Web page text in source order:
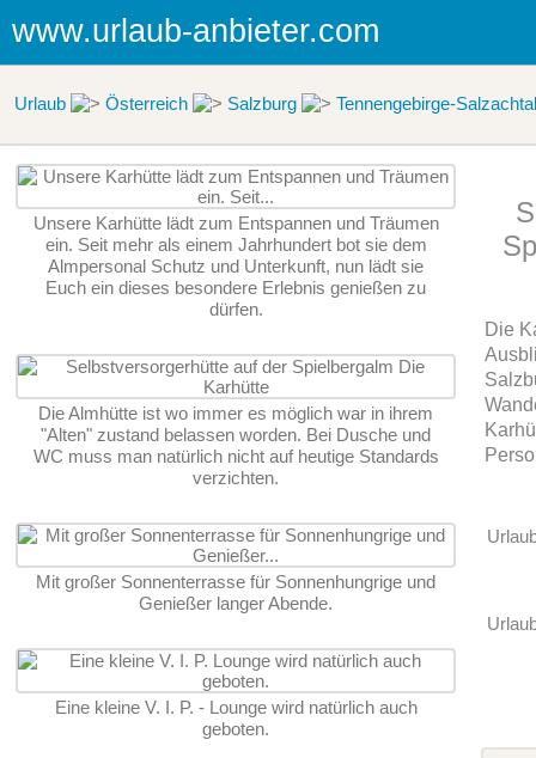
www.urlaub-anbieter.com
Urlaub Österreich Salzburg Tennengebirge-Salzachtal
Unsere Karhütte lädt zum Entspannen und Träumen
ein. Seit mehr als einem Jahrhundert bot sie dem
Almpersonal Schutz und Unterkunft, nun lädt sie
Euch ein dieses besondere Erlebnis genießen zu
dürfen.
Die Almhütte ist wo immer es möglich war in ihrem
"Alten" zustand belassen worden. Bei Dusche und
WC muss man natürlich nicht auf heutige Standards
verzichten.
Mit großer Sonnenterrasse für Sonnenhungrige und
Genießer langer Abende.
Eine kleine V. I. P. - Lounge wird natürlich auch
geboten.
Die